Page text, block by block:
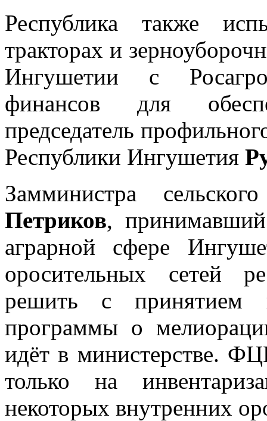
Республика также
тракторах и
Ингушетии с
финансов для
председатель
Республики Ингушетия
Замминистра
Петриков,
аграрной сфере
оросительных сетей
решить с принятием
программы о
идёт в министерстве.
только на
некоторых внутренних